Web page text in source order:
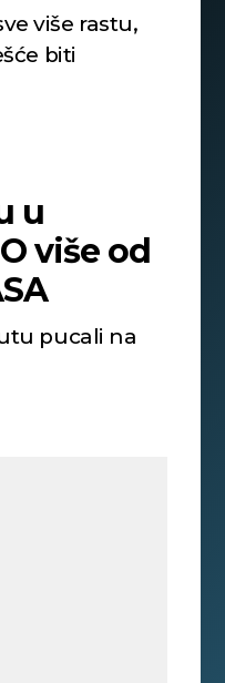
više rastu,
biti
u
više od
pucali na